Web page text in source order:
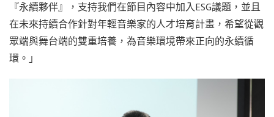
『永續夥伴』，支持我們在節目內容中加入ESG議題，並且
在未來持續合作針對年輕音樂家的人才培育計畫，希望從觀
眾端與舞台端的雙重培養，為音樂環境帶來正向的永續循
環。」